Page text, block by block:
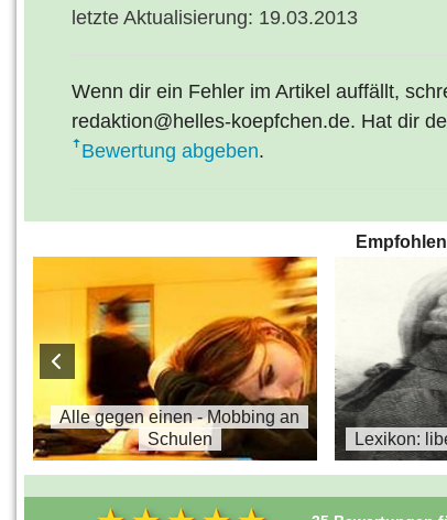
letzte Aktualisierung: 19.03.2013
Wenn dir ein Fehler im Artikel auffällt,
redaktion@helles-koepfchen.de. Hat dir
Bewertung abgeben.
Alle gegen einen - Mobbing an
Schulen
Lexikon: